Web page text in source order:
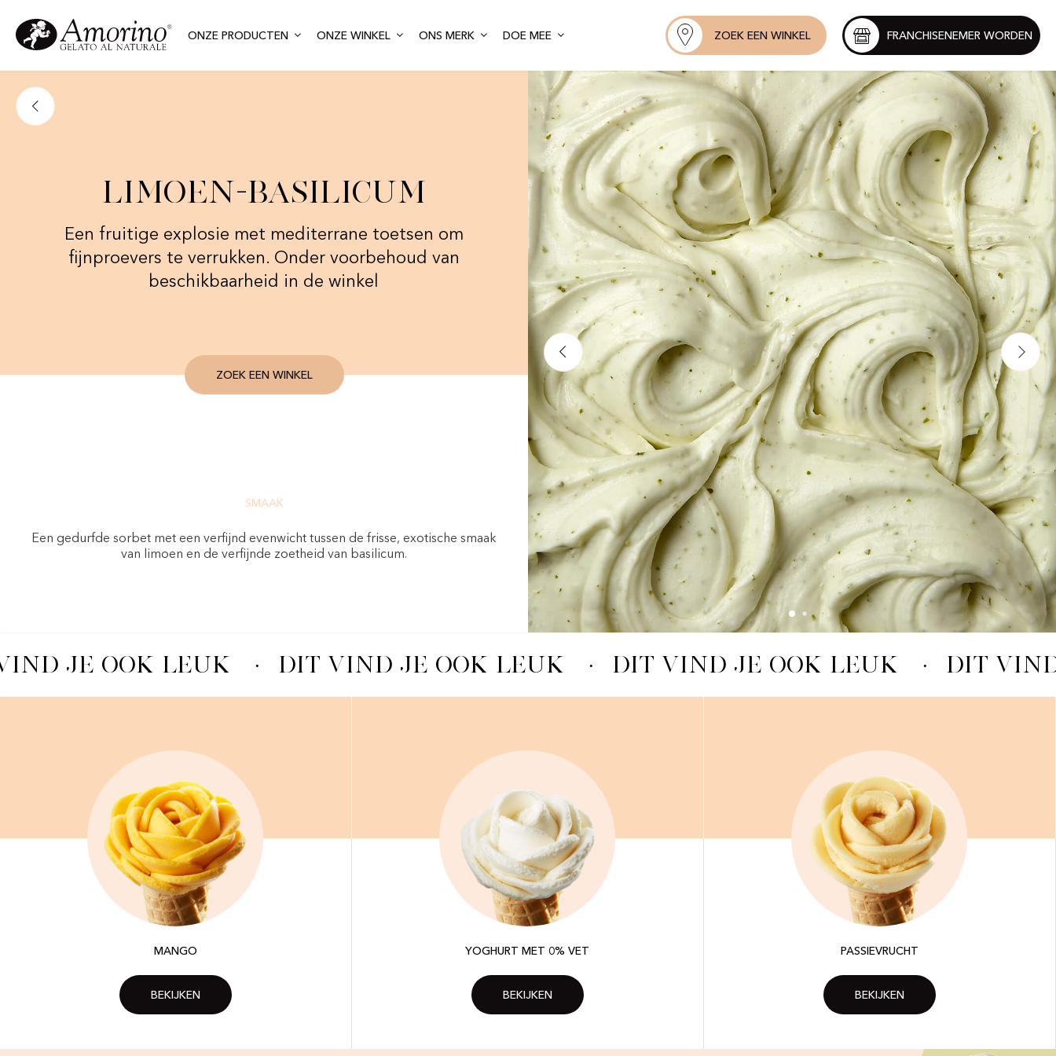
ONZE PRODUCTEN ONZE WINKEL ONS MERK DOE MEE ZOEK EEN WINKEL FRANCHISENEMER WORDEN
Limoen-Basilicum
Een fruitige explosie met mediterrane toetsen om
fijnproevers te verrukken. Onder voorbehoud van
beschikbaarheid in de winkel
ZOEK EEN WINKEL
SMAAK
Een gedurfde sorbet met een verfijnd evenwicht tussen de frisse, exotische smaak
van limoen en de verfijnde zoetheid van basilicum.
JE OOK LEUK · DIT VIND JE OOK LEUK · DIT VIND JE OOK LEUK · DIT
MANGO
BEKIJKEN
YOGHURT MET 0% VET
BEKIJKEN
PASSIEVRUCHT
BEKIJKEN